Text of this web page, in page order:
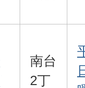
南台
2丁